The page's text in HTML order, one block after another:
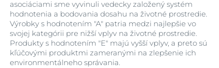
asociáciami sme vyvinuli vedecky založený systém
hodnotenia a bodovania dosahu na životné prostredie.
Výrobky s hodnotením "A" patria medzi najlepšie vo
svojej kategórii pre nižší vplyv na životné prostredie.
Produkty s hodnotením "E" majú vyšší vplyv, a preto sú
kľúčovými produktmi zameranými na zlepšenie ich
environmentálneho správania.